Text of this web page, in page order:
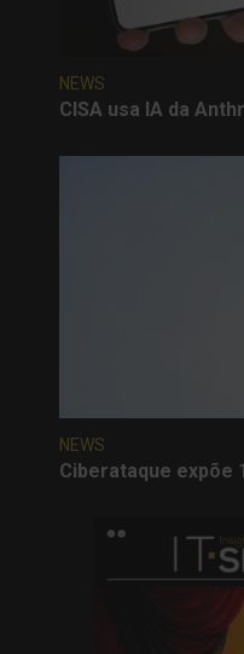
NEWS
CISA usa IA da
NEWS
Ciberataque expõe